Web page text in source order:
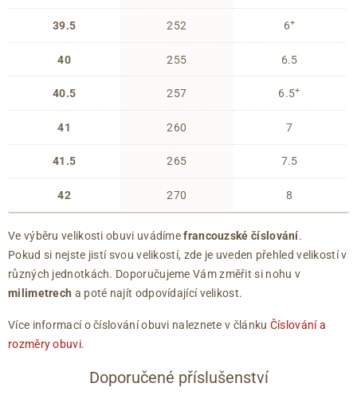
39.5
40
40.5
41
41.5
42
252
255
257
260
265
270
6+
6.5
6.5+
7
7.5
8
Ve výběru velikosti obuvi uvádímefrancouzské číslování.
Pokud si nejste jistí svou velikostí, zde je uveden přehled velikostí v
různých jednotkách. Doporučujeme Vám změřit si nohu v
milimetrech a poté najít odpovídající velikost.
Více informací o číslování obuvi naleznete v článku Číslování a
rozměry obuvi.
Doporučené příslušenství